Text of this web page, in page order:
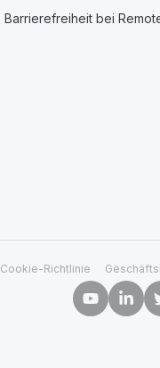
Barrierefreiheit bei
Cookie-Richtlinie